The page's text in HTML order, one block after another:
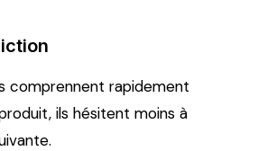
comprennent rapidement
ils hésitent moins à